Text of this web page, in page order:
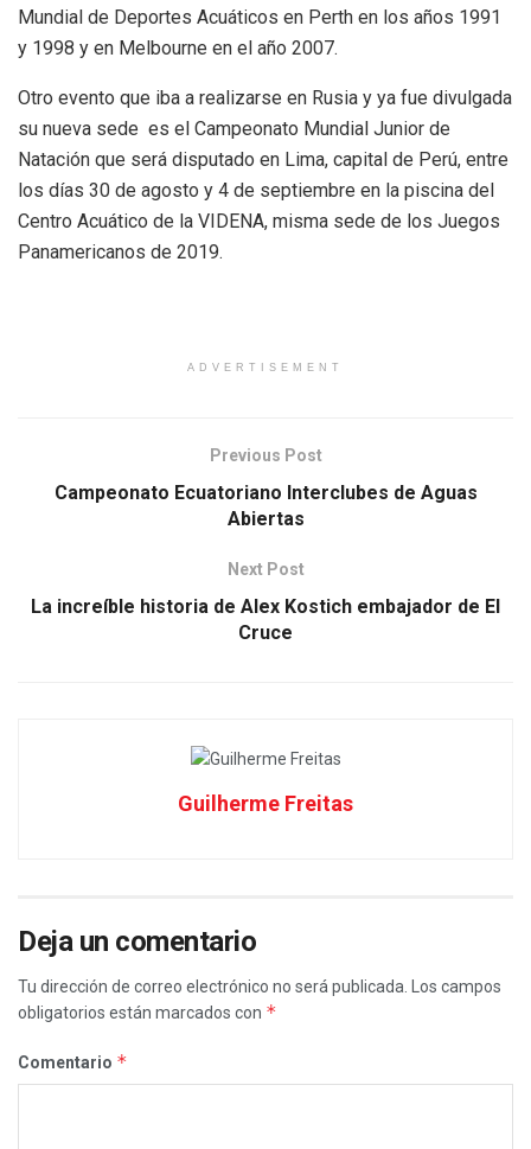
Mundial de Deportes Acuáticos en Perth en los años 1991
y 1998 y en Melbourne en el año 2007.
Otro evento que iba a realizarse en Rusia y ya fue divulgada
su nueva sede es el Campeonato Mundial Junior de
Natación que será disputado en Lima, capital de Perú, entre
los días 30 de agosto y 4 de septiembre en la piscina del
Centro Acuático de la VIDENA, misma sede de los Juegos
Panamericanos de 2019.
ADVERTISEMENT
Previous Post
Campeonato Ecuatoriano Interclubes de Aguas
Abiertas
Next Post
La increíble historia de Alex Kostich embajador de El
Cruce
Guilherme Freitas
Deja un comentario
Tu dirección de correo electrónico no será publicada.
Los campos
obligatorios están marcados con *
Comentario *